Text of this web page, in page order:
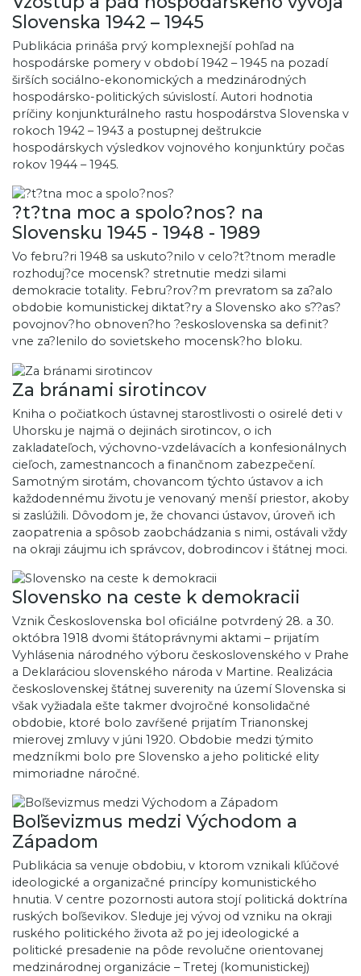
Slovenska 1942 – 1945
Publikácia prináša prvý komplexnejší pohľad na
hospodárske pomery v období 1942 – 1945 na pozadí
širších sociálno-ekonomických a medzinárodných
hospodársko-politických súvislostí. Autori hodnotia
príčiny konjunkturálneho rastu hospodárstva Slovenska v
rokoch 1942 – 1943 a postupnej deštrukcie
hospodárskych výsledkov vojnového konjunktúry počas
rokov 1944 – 1945.
?t?tna moc a spolo?nos? na
Slovensku 1945 - 1948 - 1989
Vo febru?ri 1948 sa uskuto?nilo v celo?t?tnom meradle
rozhoduj?ce mocensk? stretnutie medzi silami
demokracie totality. Febru?rov?m prevratom sa za?alo
obdobie komunistickej diktat?ry a Slovensko ako s??as?
povojnov?ho obnoven?ho ?eskoslovenska sa definit?
vne za?lenilo do sovietskeho mocensk?ho bloku.
Za bránami sirotincov
Kniha o počiatkoch ústavnej starostlivosti o osirelé deti v
Uhorsku je najmä o dejinách sirotincov, o ich
zakladateľoch, výchovno-vzdelávacích a konfesionálnych
cieľoch, zamestnancoch a finančnom zabezpečení.
Samotným sirotám, chovancom týchto ústavov a ich
každodennému životu je venovaný menší priestor, akoby
si zaslúžili. Dôvodom je, že chovanci ústavov, úroveň ich
zaopatrenia a spôsob zaobchádzania s nimi, ostávali vždy
na okraji záujmu ich správcov, dobrodincov i štátnej moci.
Slovensko na ceste k demokracii
Vznik Československa bol oficiálne potvrdený 28. a 30.
októbra 1918 dvomi štátoprávnymi aktami – prijatím
Vyhlásenia národného výboru československého v Prahe
a Deklaráciou slovenského národa v Martine. Realizácia
československej štátnej suverenity na území Slovenska si
však vyžiadala ešte takmer dvojročné konsolidačné
obdobie, ktoré bolo zavŕšené prijatím Trianonskej
mierovej zmluvy v júni 1920. Obdobie medzi týmito
medzníkmi bolo pre Slovensko a jeho politické elity
mimoriadne náročné.
Boľševizmus medzi Východom a
Západom
Publikácia sa venuje obdobiu, v ktorom vznikali kľúčové
ideologické a organizačné princípy komunistického
hnutia. V centre pozornosti autora stojí politická doktrína
ruských boľševikov. Sleduje jej vývoj od vzniku na okraji
ruského politického života až po jej ideologické a
politické presadenie na pôde revolučne orientovanej
medzinárodnej organizácie – Tretej (komunistickej)